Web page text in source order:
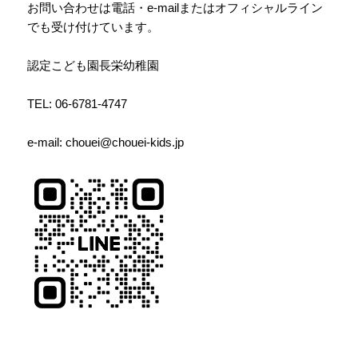
お問い合わせは電話・e-mailまたはオフィシャルライン
でも受け付けています。
認定こども園長栄幼稚園
TEL: 06-6781-4747
e-mail: chouei@chouei-kids.jp